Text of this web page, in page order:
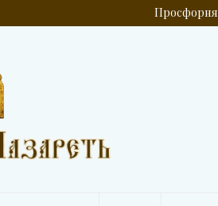
Просфорня